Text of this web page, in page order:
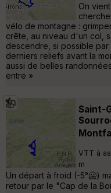
On
vélo de montagne :
crête, au niveau d'un col,
descendre, si possible
derniers reliefs avant la
aussi de belles
entre »
Saint-
VTT à
m
Un départ à froid (-5°🥶)
retour par le "Cap de la